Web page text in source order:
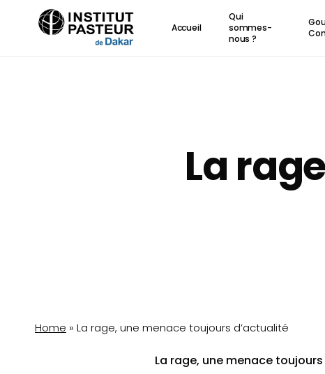
Accueil
Qui
sommes-
nous ?
La
Home » La rage, une menace toujours d’actualité
La rage, une menace